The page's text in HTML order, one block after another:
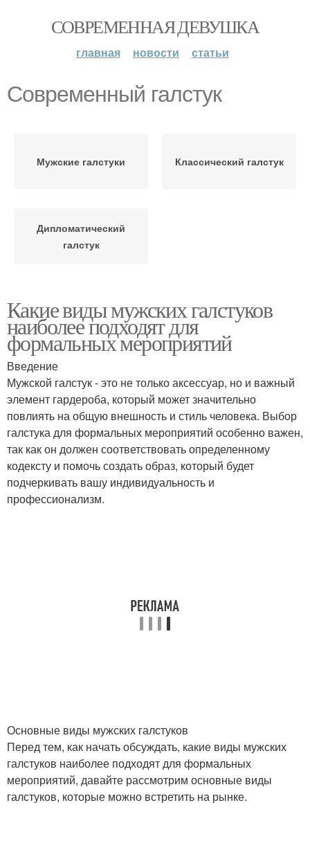
СОВРЕМЕННАЯ ДЕВУШКА
главная новости статьи
Современный галстук
Мужские галстуки Классический галстук
Дипломатический
галстук
Какие виды мужских галстуков
наиболее подходят для
формальных мероприятий
Введение
Мужской галстук - это не только аксессуар, но и важный
элемент гардероба, который может значительно
повлиять на общую внешность и стиль человека. Выбор
галстука для формальных мероприятий особенно важен,
так как он должен соответствовать определенному
кодексту и помочь создать образ, который будет
подчеркивать вашу индивидуальность и
профессионализм.
Основные виды мужских галстуков
Перед тем, как начать обсуждать, какие виды мужских
галстуков наиболее подходят для формальных
мероприятий, давайте рассмотрим основные виды
галстуков, которые можно встретить на рынке.